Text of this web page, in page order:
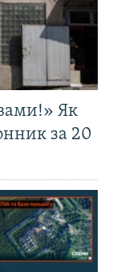
Як
за 20